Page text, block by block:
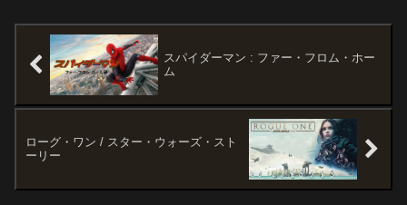
る騒動を描くニック・パーク監
督とアードマン・アニメーショ
ンズ...
スパイダーマン : ファー・フロム・ホー
ム
ローグ・ワン / スター・ウォーズ・スト
ーリー